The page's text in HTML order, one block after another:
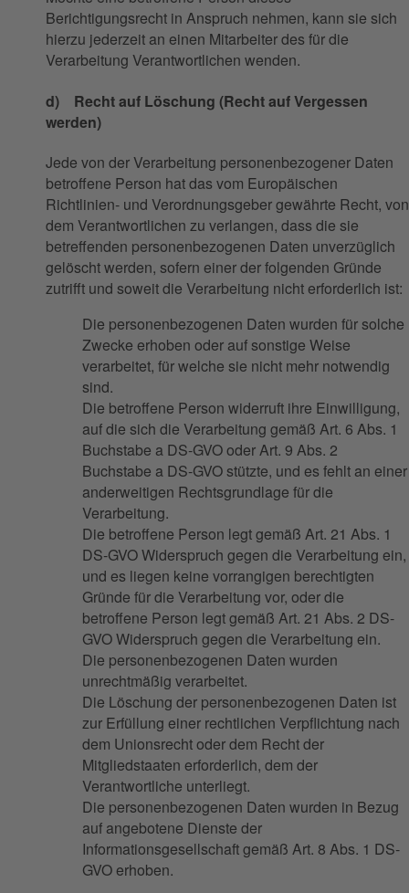
Berichtigungsrecht in Anspruch nehmen, kann sie sich
hierzu jederzeit an einen Mitarbeiter des für die
Verarbeitung Verantwortlichen wenden.
d) Recht auf Löschung (Recht auf Vergessen
werden)
Jede von der Verarbeitung personenbezogener Daten
betroffene Person hat das vom Europäischen
Richtlinien- und Verordnungsgeber gewährte Recht, von
dem Verantwortlichen zu verlangen, dass die sie
betreffenden personenbezogenen Daten unverzüglich
gelöscht werden, sofern einer der folgenden Gründe
zutrifft und soweit die Verarbeitung nicht erforderlich ist:
Die personenbezogenen Daten wurden für solche
Zwecke erhoben oder auf sonstige Weise
verarbeitet, für welche sie nicht mehr notwendig
sind.
Die betroffene Person widerruft ihre Einwilligung,
auf die sich die Verarbeitung gemäß Art. 6 Abs. 1
Buchstabe a DS-GVO oder Art. 9 Abs. 2
Buchstabe a DS-GVO stützte, und es fehlt an einer
anderweitigen Rechtsgrundlage für die
Verarbeitung.
Die betroffene Person legt gemäß Art. 21 Abs. 1
DS-GVO Widerspruch gegen die Verarbeitung ein,
und es liegen keine vorrangigen berechtigten
Gründe für die Verarbeitung vor, oder die
betroffene Person legt gemäß Art. 21 Abs. 2 DS-
GVO Widerspruch gegen die Verarbeitung ein.
Die personenbezogenen Daten wurden
unrechtmäßig verarbeitet.
Die Löschung der personenbezogenen Daten ist
zur Erfüllung einer rechtlichen Verpflichtung nach
dem Unionsrecht oder dem Recht der
Mitgliedstaaten erforderlich, dem der
Verantwortliche unterliegt.
Die personenbezogenen Daten wurden in Bezug
auf angebotene Dienste der
Informationsgesellschaft gemäß Art. 8 Abs. 1 DS-
GVO erhoben.